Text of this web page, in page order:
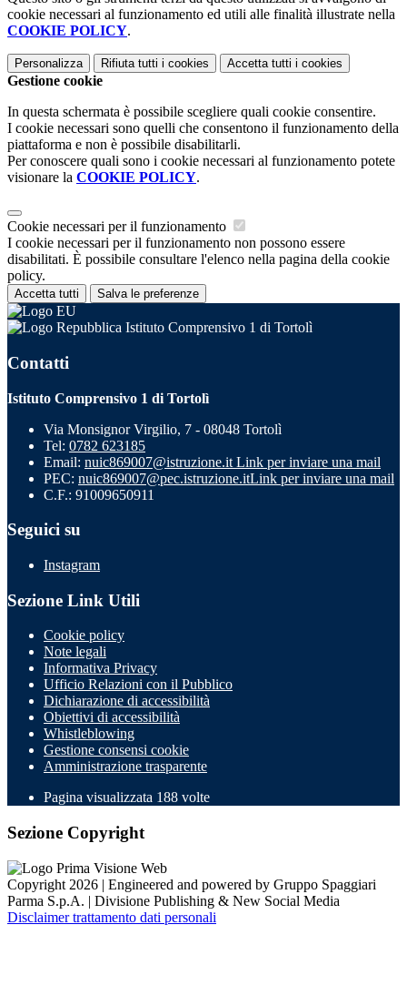
cookie necessari al funzionamento ed utili alle finalità illustrate nella
COOKIE POLICY.
Personalizza Rifiuta tutti i cookies Accetta tutti i cookies
Gestione cookie
In questa schermata è possibile scegliere quali cookie consentire.
I cookie necessari sono quelli che consentono il funzionamento della
piattaforma e non è possibile disabilitarli.
Per conoscere quali sono i cookie necessari al funzionamento potete
visionare la COOKIE POLICY.
Cookie necessari per il funzionamento
I cookie necessari per il funzionamento non possono essere
disabilitati. È possibile consultare l'elenco nella pagina della cookie
policy.
Accetta tutti Salva le preferenze
Istituto Comprensivo 1 di Tortolì
Contatti
Istituto Comprensivo 1 di Tortolì
Via Monsignor Virgilio, 7 - 08048 Tortolì
Tel: 0782 623185
Email: nuic869007@istruzione.it Link per inviare una mail
PEC: nuic869007@pec.istruzione.itLink per inviare una mail
C.F.: 91009650911
Seguici su
Instagram
Sezione Link Utili
Cookie policy
Note legali
Informativa Privacy
Ufficio Relazioni con il Pubblico
Dichiarazione di accessibilità
Obiettivi di accessibilità
Whistleblowing
Gestione consensi cookie
Amministrazione trasparente
Pagina visualizzata 188 volte
Sezione Copyright
Copyright 2026 | Engineered and powered by Gruppo Spaggiari
Parma S.p.A. | Divisione Publishing & New Social Media
Disclaimer trattamento dati personali